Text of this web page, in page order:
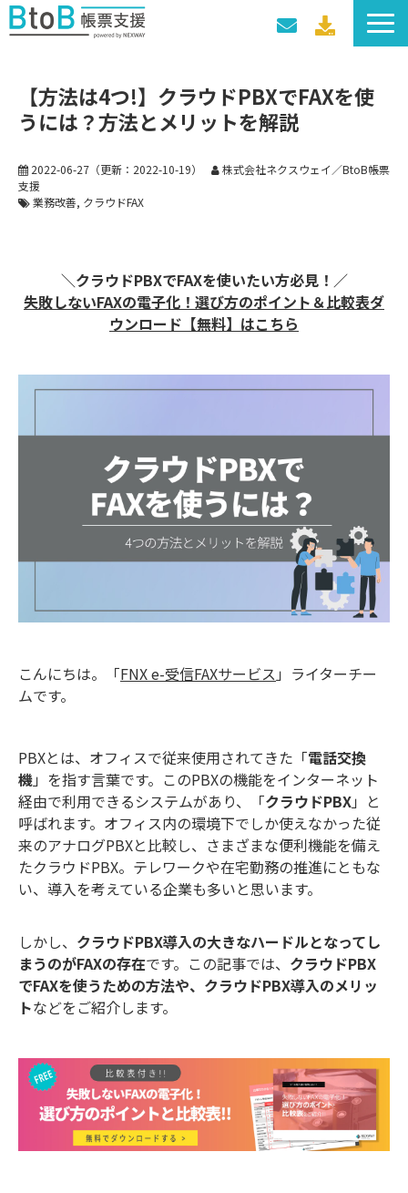
導入事例
料金プラン
セミナー・イベント
【方法は4つ!】クラウドPBXでFAXを使
うには？方法とメリットを解説
2022-06-27 （更新： 2022-10-19）
株式会社ネクスウェイ／BtoB帳票
支援
業務改善 クラウドFAX
＼クラウドPBXでFAXを使いたい方必見！／
失敗しないFAXの電子化！ 選び方のポイント＆比較表ダ
ウンロード【無料】はこちら
こんにちは。「FNX e-受信FAXサービス 」ライターチー
ムです。
PBXとは、オフィスで従来使用されてきた「電話交換
機」を指す言葉です。このPBXの機能をインターネット
経由で利用できるシステムがあり、「クラウドPBX」と
呼ばれます。オフィス内の環境下でしか使えなかった従
来のアナログPBXと比較し、さまざまな便利機能を備え
たクラウドPBX。テレワークや在宅勤務の推進にともな
い、導入を考えている企業も多いと思います。
しかし、 クラウドPBX導入の大きなハードルとなってし
まうのがFAXの存在です。この記事では、 クラウドPBX
でFAXを使うための方法や、クラウドPBX導入のメリッ
トなどをご紹介します。